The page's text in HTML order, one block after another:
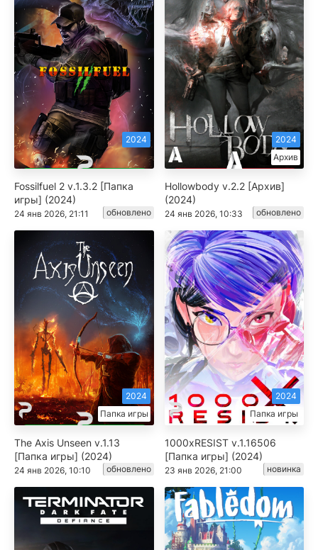
2024
Fossilfuel 2 v.1.3.2 [Папка
игры] (2024)
24 янв 2026, 21:11 обновлено
Архив
2024
Hollowbody v.2.2 [Архив]
(2024)
24 янв 2026, 10:33 обновлено
Папка игры
2024
The Axis Unseen v.1.13
[Папка игры] (2024)
24 янв 2026, 10:10 обновлено
Папка игры
2024
1000xRESIST v.1.16506
[Папка игры] (2024)
23 янв 2026, 21:00 новинка